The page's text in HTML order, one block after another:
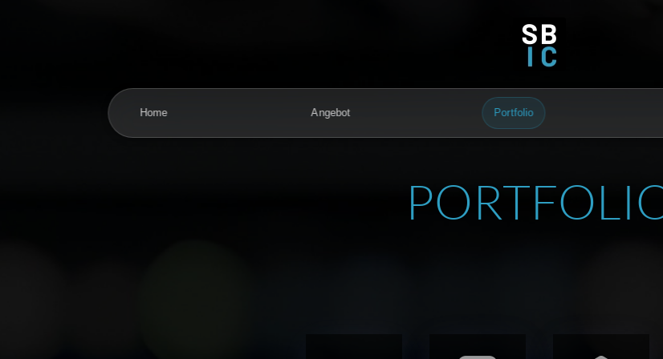
Home Angebot Portfolio